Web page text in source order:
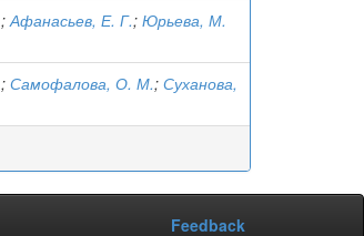
;Афанасьев, Е. Г.; Юрьева, М.
; Самофалова, О. М.; Суханова,
Feedback